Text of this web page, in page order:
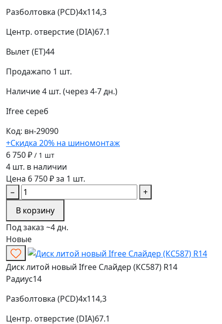
Разболтовка (PCD)4x114,3
Центр. отверстие (DIA)67.1
Вылет (ET)44
Продажапо 1 шт.
Наличие4 шт. (через 4-7 дн.)
Ifree сереб
Код: вн-29090
+Скидка 20% на шиномонтаж
6 750 ₽ / 1 шт
4 шт. в наличии
Цена 6 750 ₽ за 1 шт.
−
+
В корзину
Под заказ ~4 дн.
Новые
Диск литой новый Ifree Слайдер (КС587) R14
Радиус14
Разболтовка (PCD)4x114,3
Центр. отверстие (DIA)67.1